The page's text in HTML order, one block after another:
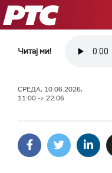
РТС
Читај ми!
СРЕДА, 10.06.2026,
11:00 -> 22:06